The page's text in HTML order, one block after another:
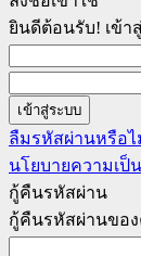
ยินดีต้อนรับ! เข้
ลืมรหัสผ่านหรือไ
นโยบายความเป็
กู้คืนรหัสผ่าน
กู้คืนรหัสผ่านขอ